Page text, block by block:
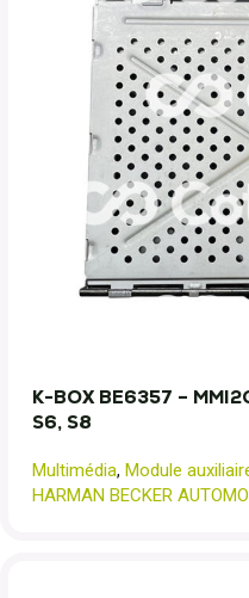
K-BOX BE6357 –
S6, S8
Multimédia, Module
HARMAN BECKER